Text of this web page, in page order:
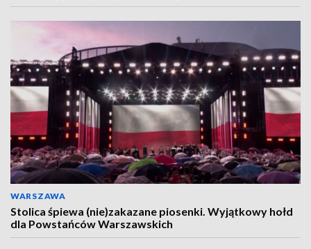
WARSZAWA
Stolica śpiewa (nie)zakazane piosenki. Wyjątkowy hołd
dla Powstańców Warszawskich